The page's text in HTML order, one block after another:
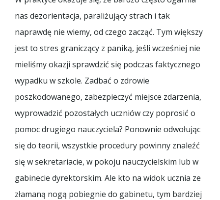
nas dezorientacja, paraliżujący strach i tak
naprawdę nie wiemy, od czego zacząć. Tym większy
jest to stres graniczący z paniką, jeśli wcześniej nie
mieliśmy okazji sprawdzić się podczas faktycznego
wypadku w szkole. Zadbać o zdrowie
poszkodowanego, zabezpieczyć miejsce zdarzenia,
wyprowadzić pozostałych uczniów czy poprosić o
pomoc drugiego nauczyciela? Ponownie odwołując
się do teorii, wszystkie procedury powinny znaleźć
się w sekretariacie, w pokoju nauczycielskim lub w
gabinecie dyrektorskim. Ale kto na widok ucznia ze
złamaną nogą pobiegnie do gabinetu, tym bardziej